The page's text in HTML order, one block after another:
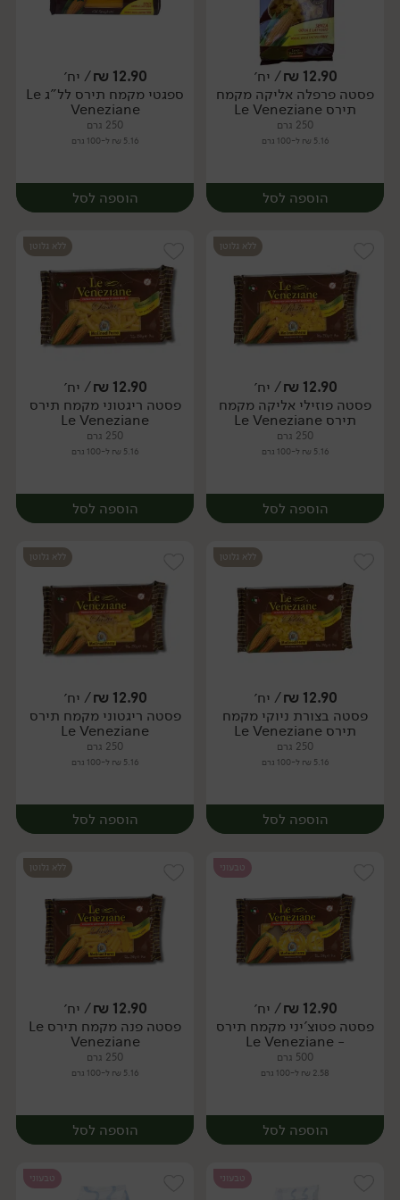
יח׳ יח׳
12.90
₪/ יח׳
פסטה פרפלה אליקה מקמח
תירס Le Veneziane
250 גרם
5.16 ₪ ל-100 גרם
הוספה לסל
יח׳
12.90
₪/ יח׳
ספגטי מקמח תירס לל"ג Le
Veneziane
250 גרם
5.16 ₪ ל-100 גרם
הוספה לסל
יח׳
ללא גלוטן
12.90
₪/ יח׳
פסטה פוזילי אליקה מקמח
תירס Le Veneziane
250 גרם
5.16 ₪ ל-100 גרם
הוספה לסל
יח׳
ללא גלוטן
12.90
₪/ יח׳
פסטה ריגטוני מקמח תירס
Le Veneziane
250 גרם
5.16 ₪ ל-100 גרם
הוספה לסל
יח׳
ללא גלוטן
12.90
₪/ יח׳
פסטה בצורת ניוקי מקמח
תירס Le Veneziane
250 גרם
5.16 ₪ ל-100 גרם
הוספה לסל
יח׳
ללא גלוטן
12.90
₪/ יח׳
פסטה ריגטוני מקמח תירס
Le Veneziane
250 גרם
5.16 ₪ ל-100 גרם
הוספה לסל
יח׳
טבעוני
12.90
₪/ יח׳
פסטה פטוצ'יני מקמח תירס
- Le Veneziane
500 גרם
2.58 ₪ ל-100 גרם
הוספה לסל
ללא גלוטן
12.90
₪/ יח׳
פסטה פנה מקמח תירס Le
Veneziane
250 גרם
5.16 ₪ ל-100 גרם
הוספה לסל
טבעוני טבעוני